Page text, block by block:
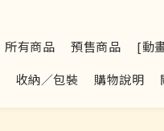
所有商品 預售商品
[動
收納／包裝 購物說明